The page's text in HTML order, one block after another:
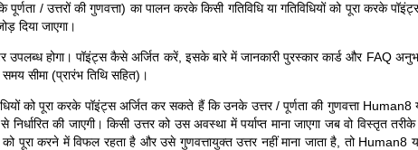
/ उत्तरों की गुणवत्ता) का पालन करके किसी गतिविधि या गतिविधियों को पूरा करके
दिया जाएगा।
पर उपलब्ध होगा। पॉइंट्स कैसे अर्जित करें, इसके बारे में जानकारी पुरस्कार कार्ड और FAQ
सीमा (प्रारंभ तिथि सहित)।
को पूरा करके पॉइंट्स अर्जित कर सकते हैं कि उनके उत्तर / पूर्णता की गुणवत्ता Human8 या
की जाएगी। किसी उत्तर को उस अवस्था में पर्याप्त माना जाएगा जब वो विस्तृत
को पूरा करने में विफल रहता है और उसे गुणवत्तायुक्त उत्तर नहीं माना जाता है, तो